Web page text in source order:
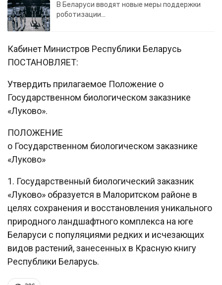
В Беларуси вводят новые меры поддержки
роботизации…
Кабинет Министров Республики Беларусь
ПОСТАНОВЛЯЕТ:
Утвердить прилагаемое Положение о
Государственном биологическом заказнике
«Луково».
ПОЛОЖЕНИЕ
о Государственном биологическом заказнике
«Луково»
1. Государственный биологический заказник
«Луково» образуется в Малоритском районе в
целях сохранения и восстановления уникального
природного ландшафтного комплекса на юге
Беларуси с популяциями редких и исчезающих
видов растений, занесенных в Красную книгу
Республики Беларусь.